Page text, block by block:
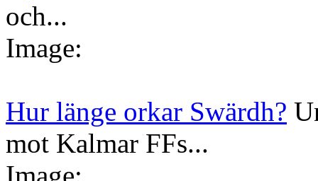
och...
Image:
Hur länge orkar Swärdh?
mot Kalmar FFs...